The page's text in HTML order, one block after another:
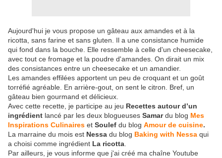
Aujourd'hui je vous propose un gâteau aux amandes et à la
ricotta, sans farine et sans gluten. Il a une consistance humide
qui fond dans la bouche. Elle ressemble à celle d'un cheesecake,
avec tout ce fromage et la poudre d'amandes. On dirait un mix
des consistances entre un cheesecake et un amandier.
Les amandes effilées apportent un peu de croquant et un goût
torréfié agréable. En arrière-gout, on sent le citron. Bref, un
gâteau bien gourmand et délicieux.
Avec cette recette, je participe au jeu Recettes autour d’un
ingrédient lancé par les deux blogueuses Samardu blog Mes
Inspirations Culinaires et Soulef du blog Amour de cuisine.
La marraine du mois est Nessa du blog Baking with Nessa qui
a choisi comme ingrédient La ricotta
Par ailleurs, je vous informe que j'ai créé ma chaîne Youtube